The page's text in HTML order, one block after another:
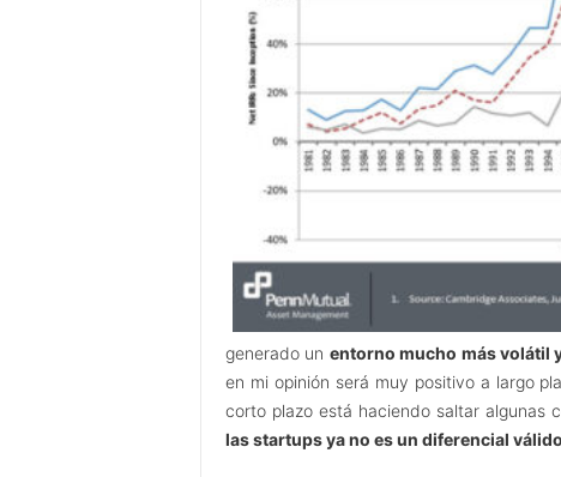
generado un entorno mucho más volátil
en mi opinión será muy positivo a largo
corto plazo está haciendo saltar algunas
las startups ya no es un diferencial válido